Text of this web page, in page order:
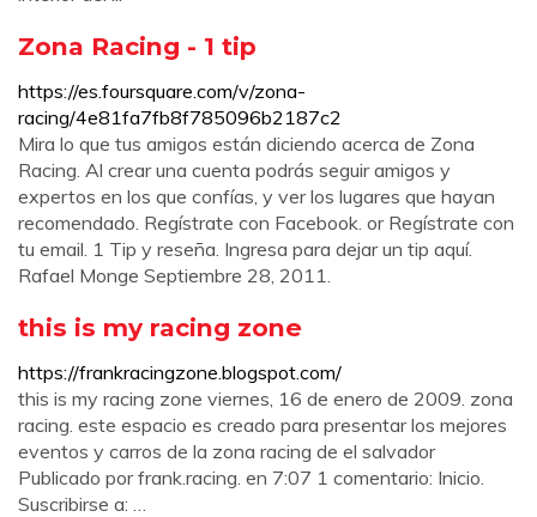
Zona Racing - 1 tip
https://es.foursquare.com/v/zona-
racing/4e81fa7fb8f785096b2187c2
Mira lo que tus amigos están diciendo acerca de Zona
Racing. Al crear una cuenta podrás seguir amigos y
expertos en los que confías, y ver los lugares que hayan
recomendado. Regístrate con Facebook. or Regístrate con
tu email. 1 Tip y reseña. Ingresa para dejar un tip aquí.
Rafael Monge Septiembre 28, 2011.
this is my racing zone
https://frankracingzone.blogspot.com/
this is my racing zone viernes, 16 de enero de 2009. zona
racing. este espacio es creado para presentar los mejores
eventos y carros de la zona racing de el salvador
Publicado por frank.racing. en 7:07 1 comentario: Inicio.
Suscribirse a: …